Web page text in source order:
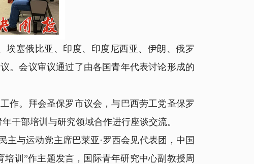
塞俄比亚、印度、印度尼西亚、伊朗、俄罗
。会议审议通过了由各国青年代表讨论形成的
。拜会圣保罗市议会，与巴西劳工党圣保罗
干部培训与研究领域合作进行座谈交流。
与运动党主席巴莱亚·罗西会见代表团，中国
训”作主题发言，国际青年研究中心副教授周